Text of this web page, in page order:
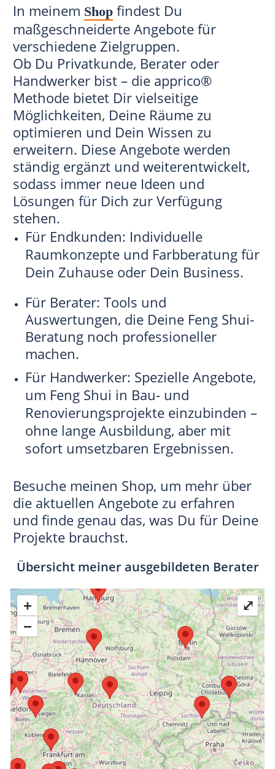
In meinem Shop findest Du
maßgeschneiderte Angebote für
verschiedene Zielgruppen.
Ob Du Privatkunde, Berater oder
Handwerker bist – die apprico®
Methode bietet Dir vielseitige
Möglichkeiten, Deine Räume zu
optimieren und Dein Wissen zu
erweitern. Diese Angebote werden
ständig ergänzt und weiterentwickelt,
sodass immer neue Ideen und
Lösungen für Dich zur Verfügung
stehen.
Für Endkunden: Individuelle
Raumkonzepte und Farbberatung für
Dein Zuhause oder Dein Business.
Für Berater: Tools und
Auswertungen, die Deine Feng Shui-
Beratung noch professioneller
machen.
Für Handwerker: Spezielle Angebote,
um Feng Shui in Bau- und
Renovierungsprojekte einzubinden –
ohne lange Ausbildung, aber mit
sofort umsetzbaren Ergebnissen.
Besuche meinen Shop, um mehr über
die aktuellen Angebote zu erfahren
und finde genau das, was Du für Deine
Projekte brauchst.
Übersicht meiner ausgebildeten Berater
+
−
⤢